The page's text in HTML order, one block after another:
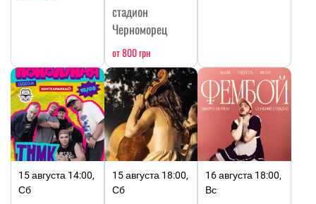
стадион
Черноморец
от 800 грн
15 августа 14:00,
Сб
15 августа 18:00,
Сб
16 августа 18:00,
Вс